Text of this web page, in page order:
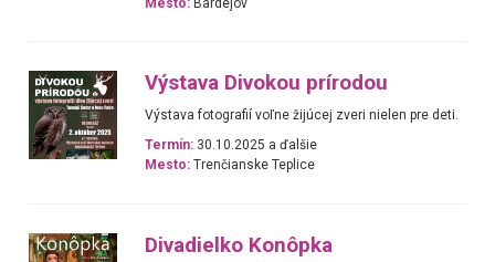
Výstava Divokou prírodou
Výstava fotografií voľne žijúcej zveri nielen pre deti.
Termín: 30.10.2025 a ďalšie
Mesto: Trenčianske Teplice
Divadielko Konôpka